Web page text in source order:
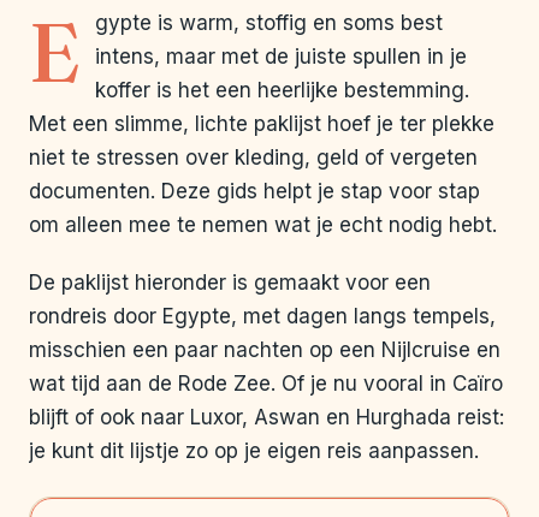
E
gypte is warm, stoffig en soms best
intens, maar met de juiste spullen in je
koffer is het een heerlijke bestemming.
Met een slimme, lichte paklijst hoef je ter plekke
niet te stressen over kleding, geld of vergeten
documenten. Deze gids helpt je stap voor stap
om alleen mee te nemen wat je echt nodig hebt.
De paklijst hieronder is gemaakt voor een
rondreis door Egypte, met dagen langs tempels,
misschien een paar nachten op een Nijlcruise en
wat tijd aan de Rode Zee. Of je nu vooral in Caïro
blijft of ook naar Luxor, Aswan en Hurghada reist:
je kunt dit lijstje zo op je eigen reis aanpassen.